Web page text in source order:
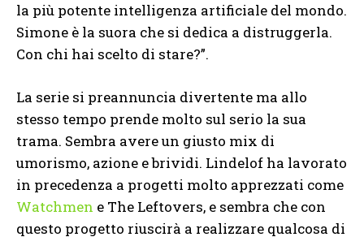
la più potente intelligenza artificiale del mondo.
Simone è la suora che si dedica a distruggerla.
Con chi hai scelto di stare?”.
La serie si preannuncia divertente ma allo
stesso tempo prende molto sul serio la sua
trama. Sembra avere un giusto mix di
umorismo, azione e brividi. Lindelof ha lavorato
in precedenza a progetti molto apprezzati come
Watchmen e The Leftovers, e sembra che con
questo progetto riuscirà a realizzare qualcosa di